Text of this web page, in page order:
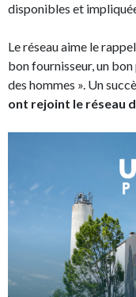
disponibles et
Le réseau aime le
bon fournisseur, un
des hommes ». Un
ont rejoint le réseau